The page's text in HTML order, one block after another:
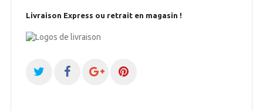
Livraison Express ou retrait en magasin !